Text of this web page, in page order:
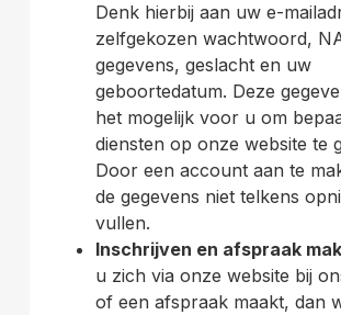
Denk hierbij aan uw e-
zelfgekozen wachtwoord,
gegevens, geslacht en uw
geboortedatum. Deze
het mogelijk voor u om
diensten op onze website te
Door een account aan te
de gegevens niet telkens
vullen.
Inschrijven en afspraak
u zich via onze website bij
of een afspraak maakt, dan